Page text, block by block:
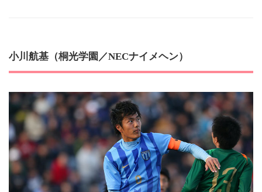
小川航基（桐光学園／NECナイメヘン）